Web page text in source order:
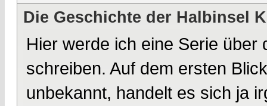
Die Geschichte der Halbinsel
Hier werde ich eine Serie
schreiben. Auf dem ersten
unbekannt, handelt es sich ja